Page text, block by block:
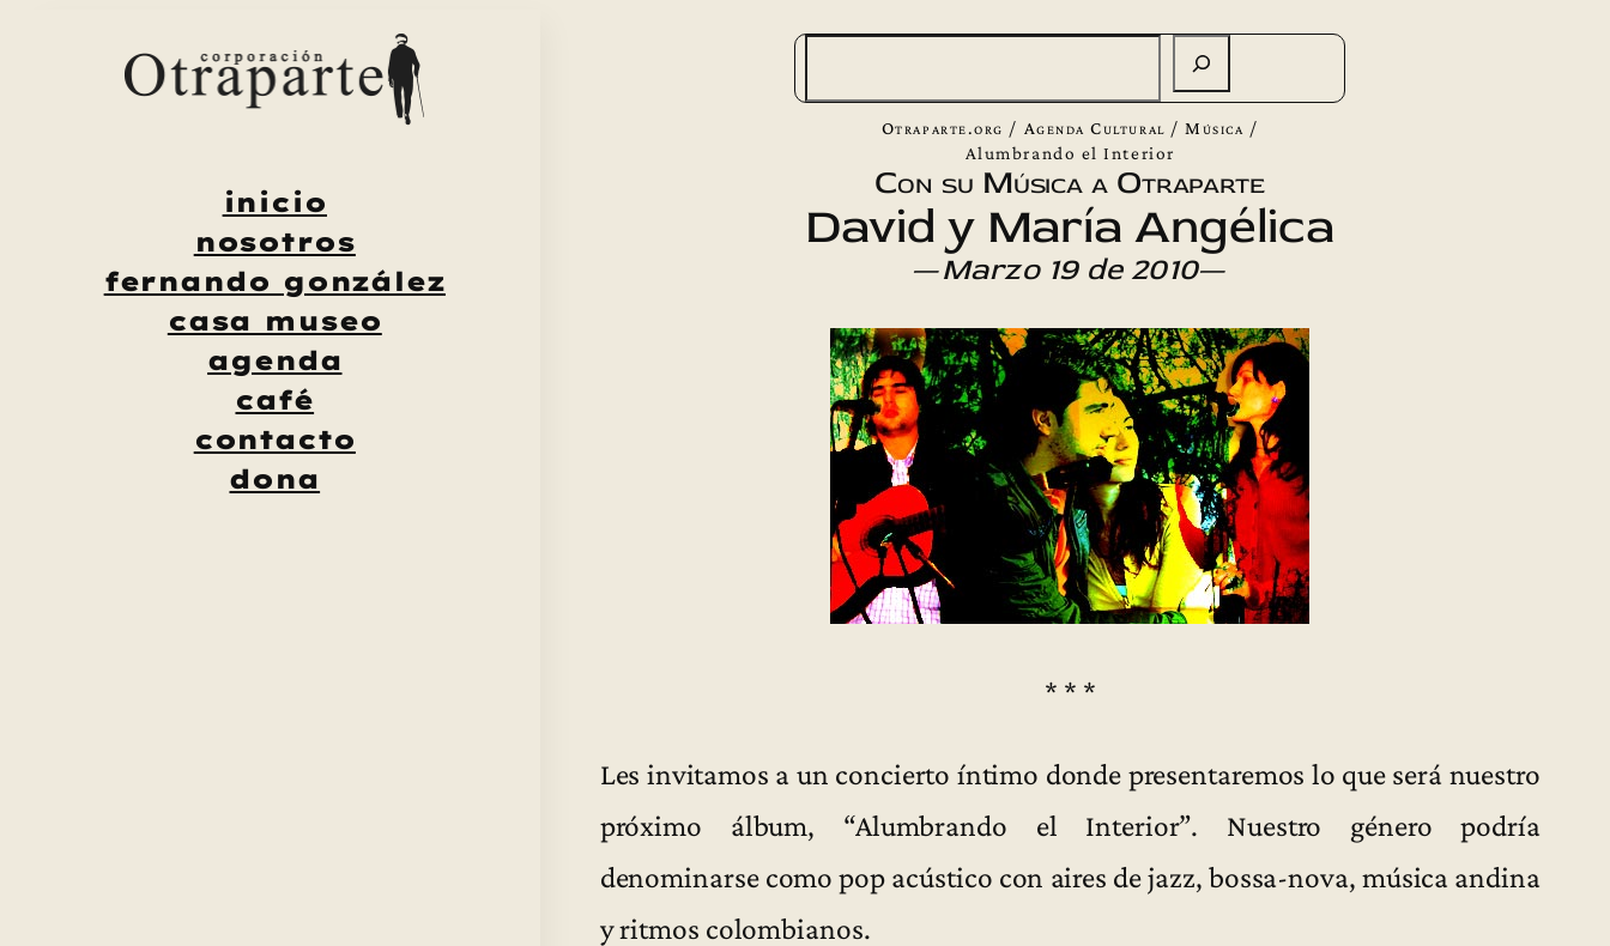
inicio
nosotros
fernando gonzález
casa museo
agenda
café
contacto
dona
Otraparte.org / Agenda Cultural /Música /
Alumbrando el Interior
Con su Música a Otraparte
David y María Angélica
—Marzo 19 de 2010—
* * *
Les invitamos a un concierto íntimo donde presentaremos lo que será nuestro
próximo álbum, “Alumbrando el Interior”. Nuestro género podría
denominarse como pop acústico con aires de jazz, bossa-nova, música andina
y ritmos colombianos.